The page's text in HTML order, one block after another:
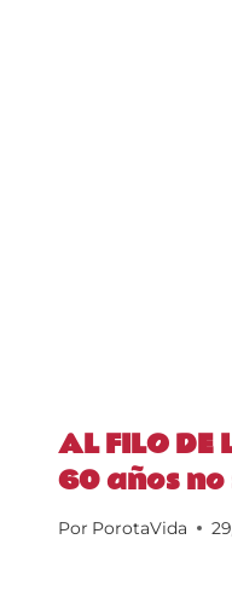
AL FILO DE
60 años
Por PorotaVida